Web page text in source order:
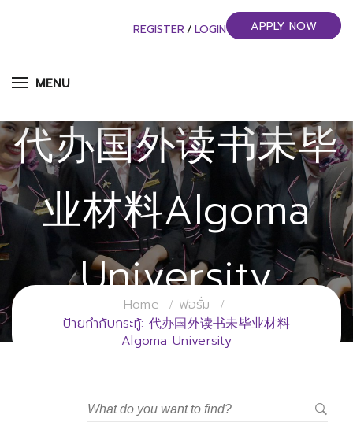
MENU
REGISTER / LOGIN APPLY NOW
代办国外读书未毕
业材料Algoma
University
วิทยาลัยการจัดการอุตสาหกรรมบริการ
มหาวิทยาลัยราชภัฏสวนสุนันทา
Home
ฟอรั่ม
ป้ายกำกับกระทู้: 代办国外读书未毕业材料
Algoma University